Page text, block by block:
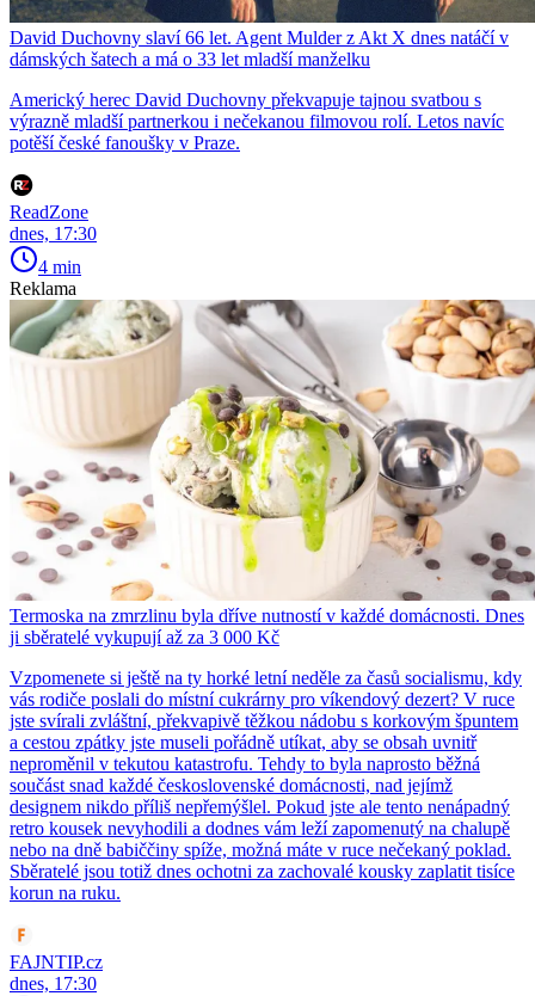
David Duchovny slaví 66 let. Agent Mulder z Akt X dnes natáčí v
dámských šatech a má o 33 let mladší manželku
Americký herec David Duchovny překvapuje tajnou svatbou s
výrazně mladší partnerkou i nečekanou filmovou rolí. Letos navíc
potěší české fanoušky v Praze.
ReadZone
dnes, 17:30
4 min
Reklama
Termoska na zmrzlinu byla dříve nutností v každé domácnosti. Dnes
ji sběratelé vykupují až za 3 000 Kč
Vzpomenete si ještě na ty horké letní neděle za časů socialismu, kdy
vás rodiče poslali do místní cukrárny pro víkendový dezert? V ruce
jste svírali zvláštní, překvapivě těžkou nádobu s korkovým špuntem
a cestou zpátky jste museli pořádně utíkat, aby se obsah uvnitř
neproměnil v tekutou katastrofu. Tehdy to byla naprosto běžná
součást snad každé československé domácnosti, nad jejímž
designem nikdo příliš nepřemýšlel. Pokud jste ale tento nenápadný
retro kousek nevyhodili a dodnes vám leží zapomenutý na chalupě
nebo na dně babiččiny spíže, možná máte v ruce nečekaný poklad.
Sběratelé jsou totiž dnes ochotni za zachovalé kousky zaplatit tisíce
korun na ruku.
FAJNTIP.cz
dnes, 17:30